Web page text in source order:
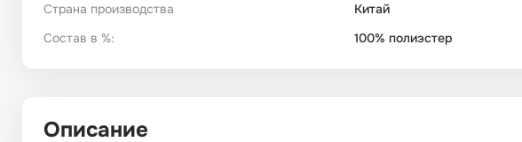
Страна производства
Китай
Состав в %:
100% полиэстер
Описание